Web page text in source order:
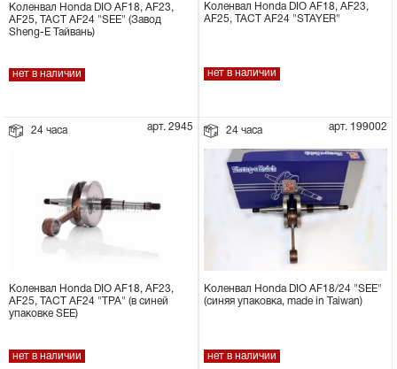
Коленвал Honda DIO AF18, AF23,
AF25, TACT AF24 "SEE" (Завод
Sheng-E Тайвань)
нет в наличии
Коленвал Honda DIO AF18, AF23,
AF25, TACT AF24 "STAYER"
нет в наличии
24 часа арт. 2945
Коленвал Honda DIO AF18, AF23,
AF25, TACT AF24 "TPA" (в синей
упаковке SEE)
нет в наличии
24 часа арт. 199002
Коленвал Honda DIO AF18/24 "SEE"
(синяя упаковка, made in Taiwan)
нет в наличии